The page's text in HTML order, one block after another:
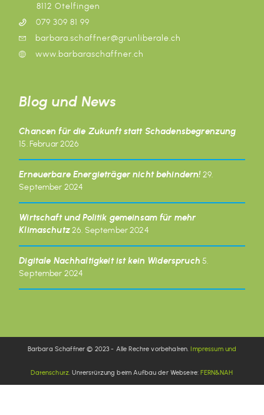
8112 Otelfingen
079 309 81 99
barbara.schaffner@grunliberale.ch
www.barbaraschaffner.ch
Blog und News
Chancen für die Zukunft statt Schadensbegrenzung
15. Februar 2026
Erneuerbare Energieträger nicht behindern! 29.
September 2024
Wirtschaft und Politik gemeinsam für mehr
Klimaschutz26. September 2024
Digitale Nachhaltigkeit ist kein Widerspruch 5.
September 2024
Barbara Schaffner © 2023 - Alle Rechte vorbehalten.Impressum und
Datenschutz. Unterstützung beim Aufbau der Webseite:FERN&NAH